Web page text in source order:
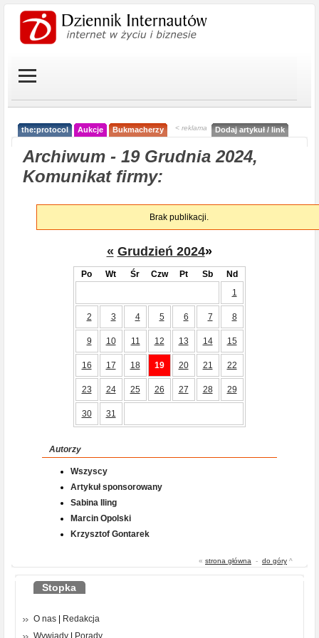
the:protocol Aukcje Bukmacherzy < reklama Dodaj artykuł / link
Archiwum - 19 Grudnia 2024,
Komunikat firmy:
Brak publikacji.
« Grudzień 2024»
Po Wt Śr Czw Pt Sb
Nd
1
2 3 4 5 6 7 8
9 10 11 12 13 14 15
16 17 18 19 20 21 22
23 24 25 26 27 28 29
30 31
Autorzy
Wszyscy
Artykuł sponsorowany
Sabina Iling
Marcin Opolski
Krzysztof Gontarek
« strona główna - do góry ^
Stopka
O nas
Redakcja
Wywiady
Porady